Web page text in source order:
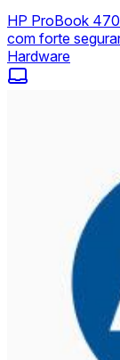
HP ProBook
com forte
Hardware